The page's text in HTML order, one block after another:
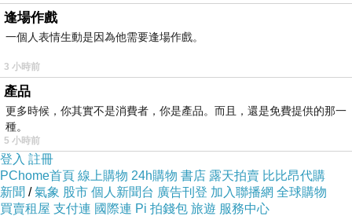
逢場作戲
一個人表情生動是因為他需要逢場作戲。
3 小時前
產品
更多時候，你其實不是消費者，你是產品。而且，還是免費提供的那一
種。
5 小時前
登入 註冊
PChome首頁 線上購物 24h購物 書店 露天拍賣 比比昂代購
新聞 /氣象 股市 個人新聞台 廣告刊登 加入聯播網 全球購物
買賣租屋 支付連 國際連 Pi 拍錢包 旅遊 服務中心